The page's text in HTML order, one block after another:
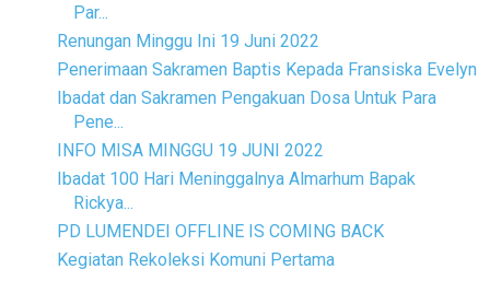
Par...
Renungan Minggu Ini 19 Juni 2022
Penerimaan Sakramen Baptis Kepada Fransiska Evelyn
Ibadat dan Sakramen Pengakuan Dosa Untuk Para
Pene...
INFO MISA MINGGU 19 JUNI 2022
Ibadat 100 Hari Meninggalnya Almarhum Bapak
Rickya...
PD LUMENDEI OFFLINE IS COMING BACK
Kegiatan Rekoleksi Komuni Pertama